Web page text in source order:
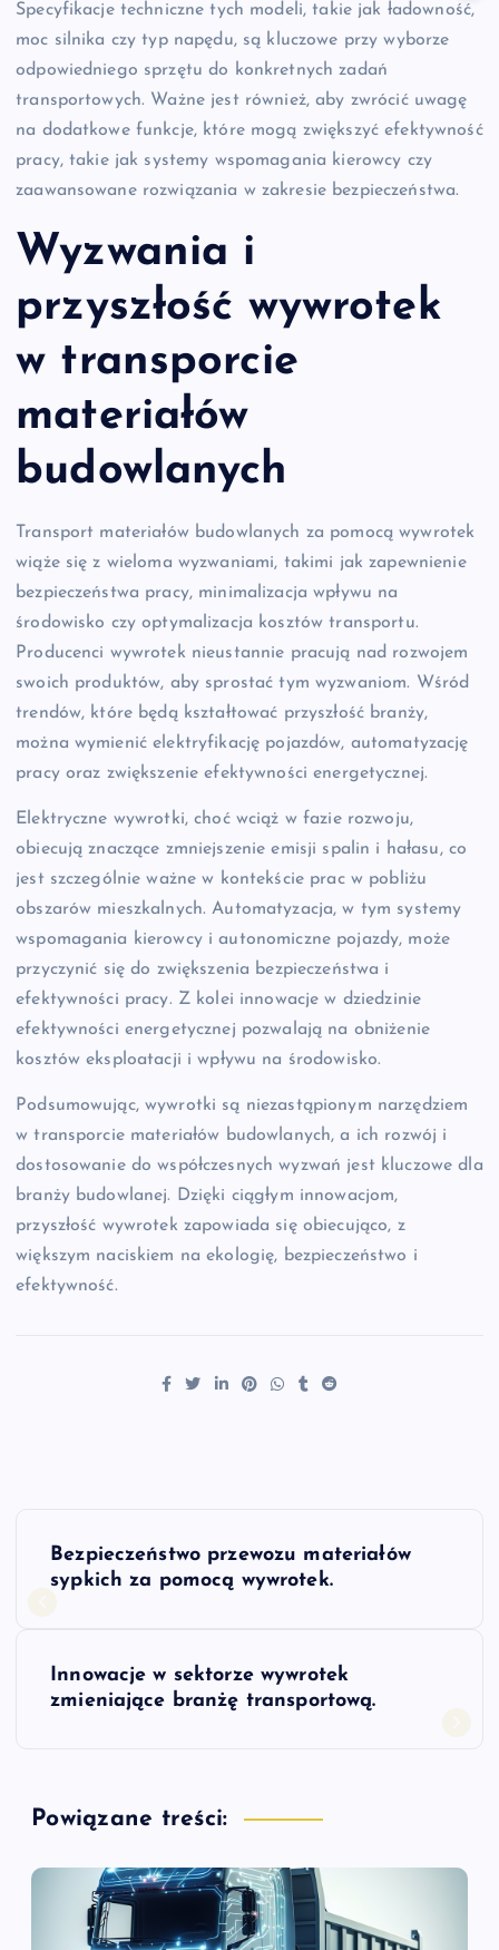
Specyfikacje techniczne tych modeli, takie jak ładowność,
moc silnika czy typ napędu, są kluczowe przy wyborze
odpowiedniego sprzętu do konkretnych zadań
transportowych. Ważne jest również, aby zwrócić uwagę
na dodatkowe funkcje, które mogą zwiększyć efektywność
pracy, takie jak systemy wspomagania kierowcy czy
zaawansowane rozwiązania w zakresie bezpieczeństwa.
Wyzwania i
przyszłość wywrotek
w transporcie
materiałów
budowlanych
Transport materiałów budowlanych za pomocą wywrotek
wiąże się z wieloma wyzwaniami, takimi jak zapewnienie
bezpieczeństwa pracy, minimalizacja wpływu na
środowisko czy optymalizacja kosztów transportu.
Producenci wywrotek nieustannie pracują nad rozwojem
swoich produktów, aby sprostać tym wyzwaniom. Wśród
trendów, które będą kształtować przyszłość branży,
można wymienić elektryfikację pojazdów, automatyzację
pracy oraz zwiększenie efektywności energetycznej.
Elektryczne wywrotki, choć wciąż w fazie rozwoju,
obiecują znaczące zmniejszenie emisji spalin i hałasu, co
jest szczególnie ważne w kontekście prac w pobliżu
obszarów mieszkalnych. Automatyzacja, w tym systemy
wspomagania kierowcy i autonomiczne pojazdy, może
przyczynić się do zwiększenia bezpieczeństwa i
efektywności pracy. Z kolei innowacje w dziedzinie
efektywności energetycznej pozwalają na obniżenie
kosztów eksploatacji i wpływu na środowisko.
Podsumowując, wywrotki są niezastąpionym narzędziem
w transporcie materiałów budowlanych, a ich rozwój i
dostosowanie do współczesnych wyzwań jest kluczowe dla
branży budowlanej. Dzięki ciągłym innowacjom,
przyszłość wywrotek zapowiada się obiecująco, z
większym naciskiem na ekologię, bezpieczeństwo i
efektywność.
N
a
c
Bezpieczeństwo przewozu materiałów
sypkich za pomocą wywrotek.
Innowacje w sektorze wywrotek
zmieniające branżę transportową.
Powiązane treści: